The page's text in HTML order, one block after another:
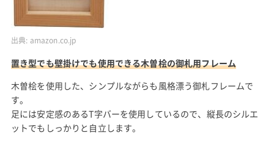
出典: amazon.co.jp
置き型でも壁掛けでも使用できる木曽桧の御札用フレーム
木曽桧を使用した、シンプルながらも風格漂う御札フレームで
す。
足には安定感のあるT字バーを使用しているので、縦長のシルエ
ットでもしっかりと自立します。